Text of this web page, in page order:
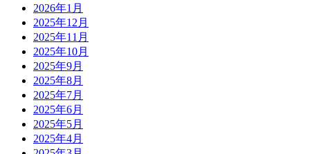
2026年1月
2025年12月
2025年11月
2025年10月
2025年9月
2025年8月
2025年7月
2025年6月
2025年5月
2025年4月